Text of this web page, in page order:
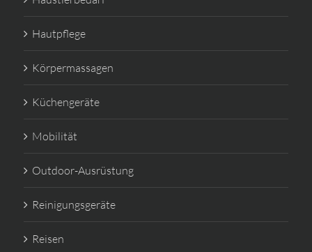
Hautpflege
Körpermassagen
Küchengeräte
Mobilität
Outdoor-Ausrüstung
Reinigungsgeräte
Reisen